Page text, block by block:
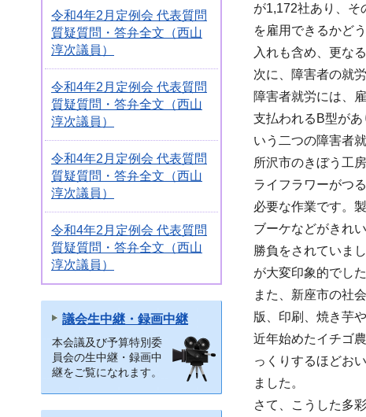
令和4年2月定例会 代表質問
質疑質問・答弁全文（西山
淳次議員）
令和4年2月定例会 代表質問
質疑質問・答弁全文（西山
淳次議員）
令和4年2月定例会 代表質問
質疑質問・答弁全文（西山
淳次議員）
令和4年2月定例会 代表質問
質疑質問・答弁全文（西山
淳次議員）
議会生中継・録画中継
本会議及び予算特別委
員会の生中継・録画中
継をご覧になれます。
が1,172社あり、そ
を雇用できるかど
入れも含め、更な
次に、障害者の就
障害者就労には、
支払われるB型が
いう二つの障害者
所沢市のきぼう工
ライフラワーがつ
必要な作業です。
ブーケなどがきれ
勝負をされていま
が大変印象的でした
また、新座市の社
版、印刷、焼き芋
近年始めたイチゴ
っくりするほどお
ました。
さて、こうした多